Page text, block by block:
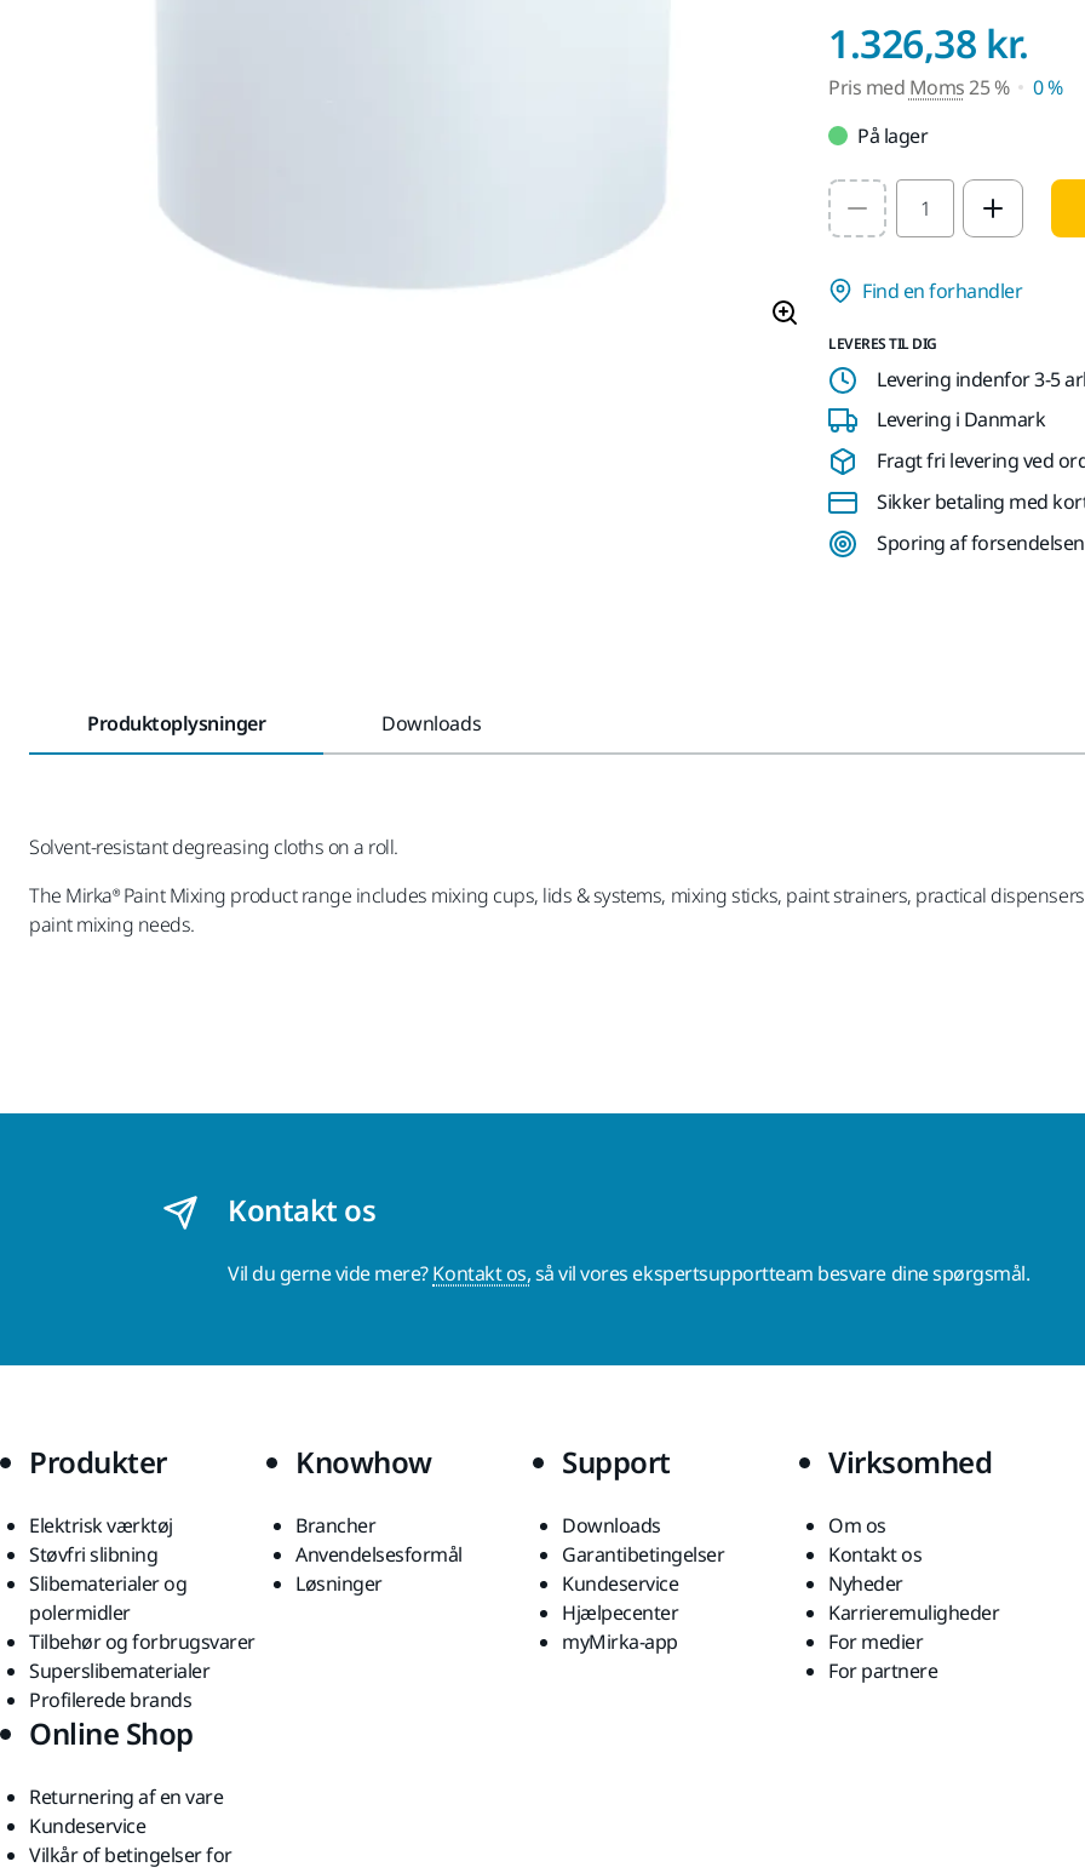
1.326,38 kr.
Pris med Moms25 %
0 %
På lager
Select quantity value
Find en forhandler
LEVERES TIL DIG
Levering indenfor 3-5
Levering i Danmark
Fragt fri levering ved
Sikker betaling med
Sporing af forsendelsen
Produktoplysninger Downloads
Solvent-resistant degreasing cloths on a roll.
The Mirka® Paint Mixing product range includes mixing cups, lids & systems, mixing sticks, paint strainers, practical
paint mixing needs.
Kontakt os
Vil du gerne vide mere?Kontakt os,så vil vores ekspertsupportteam besvare dine spørgsmål.
Produkter
Elektrisk værktøj
Støvfri slibning
Slibematerialer og
polermidler
Tilbehør og forbrugsvarer
Superslibematerialer
Profilerede brands
Knowhow
Brancher
Anvendelsesformål
Løsninger
Support
Downloads
Garantibetingelser
Kundeservice
Hjælpecenter
myMirka-app
Virksomhed
Om os
Kontakt os
Nyheder
Karrieremuligheder
For medier
For partnere
Online Shop
Returnering af en vare
Kundeservice
Vilkår of betingelser for